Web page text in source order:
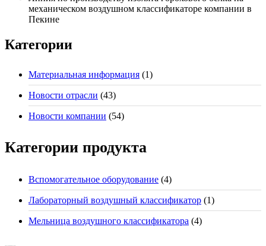
механическом воздушном классификаторе компании в
Пекине
Категории
Материальная информация (1)
Новости отрасли (43)
Новости компании (54)
Категории продукта
Вспомогательное оборудование (4)
Лабораторный воздушный классификатор (1)
Мельница воздушного классификатора (4)